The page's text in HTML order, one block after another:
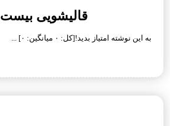
قالیشویی بیست۲۰
به این نوشته امتیاز بدید![کل: ۰ میانگین: ۰] ...